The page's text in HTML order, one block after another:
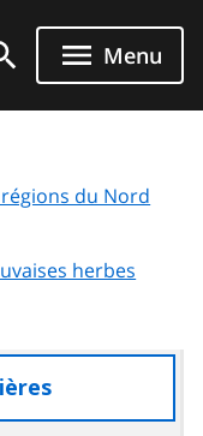
Menu
du Nord
herbes
à